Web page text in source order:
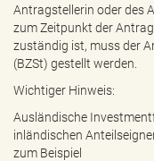
Antragstellerin oder des
zum Zeitpunkt der
zuständig ist, muss der
(BZSt) gestellt werden.
Wichtiger Hinweis:
Ausländische
inländischen
zum Beispiel